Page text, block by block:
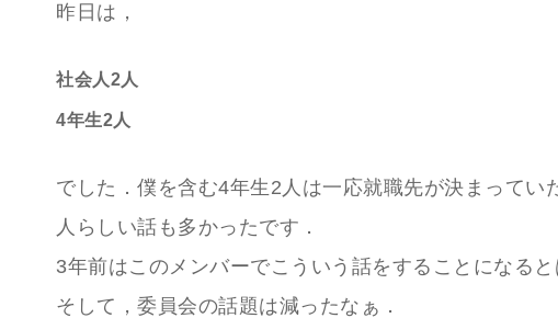
昨日は，
社会人2人
4年生2人
でした．僕を含む4年生2人は一応就職先が決まってい
人らしい話も多かったです．
3年前はこのメンバーでこういう話をすることになると
そして，委員会の話題は減ったなぁ．